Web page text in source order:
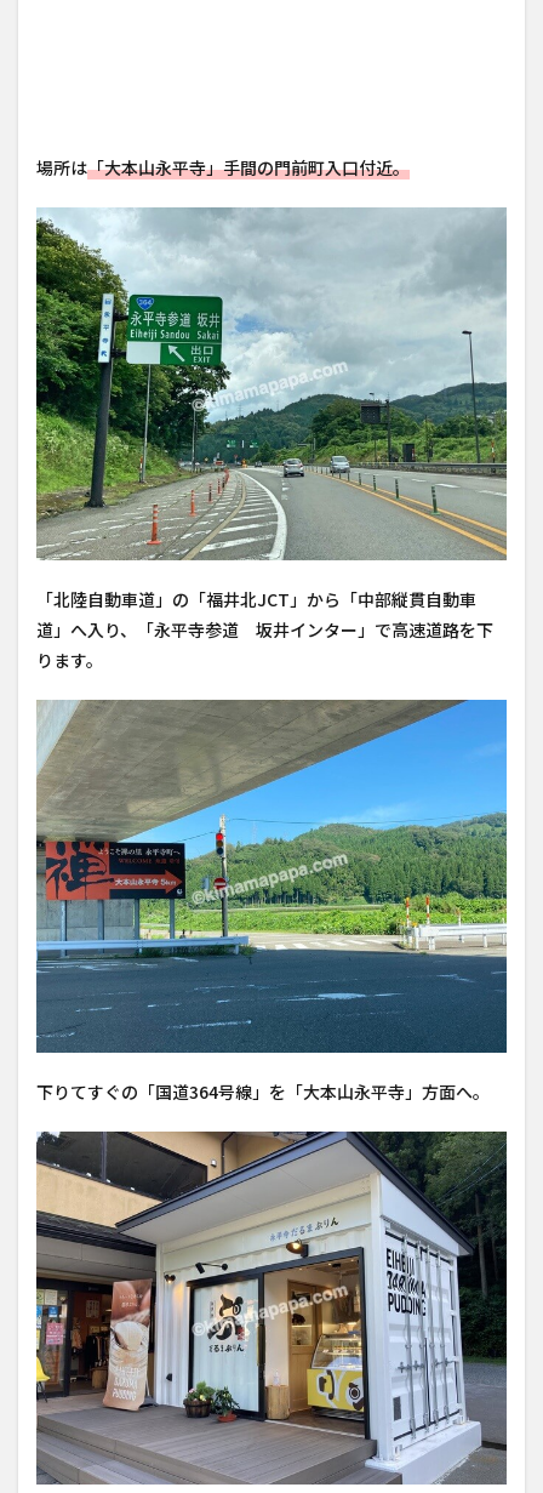
場所は「大本山永平寺」手間の門前町入口付近。
「北陸自動車道」の「福井北JCT」から「中部縦貫自動車
道」へ入り、「永平寺参道 坂井インター」で高速道路を下
ります。
下りてすぐの「国道364号線」を「大本山永平寺」方面へ。